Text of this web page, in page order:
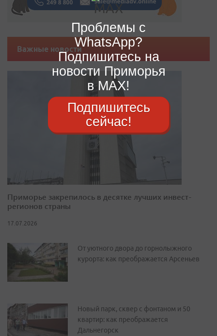
Важные новости
Приморье закрепилось в десятке лучших инвест-
регионов страны
17.07.2026
От уютного двора до горнолыжного
курорта: как преображается Арсеньев
Новый парк, сквер с фонтаном и 50
квартир: как преображается
Дальнегорск
Проблемы с
WhatsApp?
Подпишитесь на
новости Приморья
в MAX!
Подпишитесь
сейчас!